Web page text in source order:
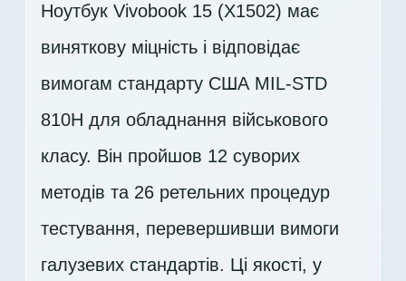
Ноутбук Vivobook 15 (X1502) має
виняткову міцність і відповідає
вимогам стандарту США MIL-STD
810H для обладнання військового
класу. Він пройшов 12 суворих
методів та 26 ретельних процедур
тестування, перевершивши вимоги
галузевих стандартів. Ці якості, у